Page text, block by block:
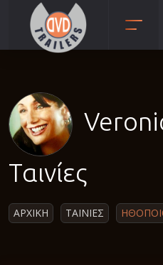
Ταινίες
ΑΡΧΙΚΗ ΤΑΙΝΙΕΣ